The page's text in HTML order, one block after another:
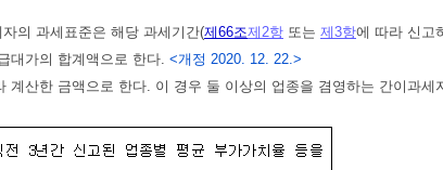
의 과세표준은 해당 과세기간(제66조제2항 또는 제3항에 따라 신고
대가의 합계액으로 한다. <개정 2020. 12. 22.>
산한 금액으로 한다. 이 경우 둘 이상의 업종을 겸영하는 간이과